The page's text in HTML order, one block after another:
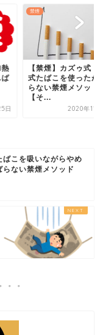
ば
日
禁煙
【禁煙】カズゥ式
式たばこを使ったが
らない禁煙メソッド
【そ...
2020年11
ばこを吸いながらやめ
ない禁煙メソッド